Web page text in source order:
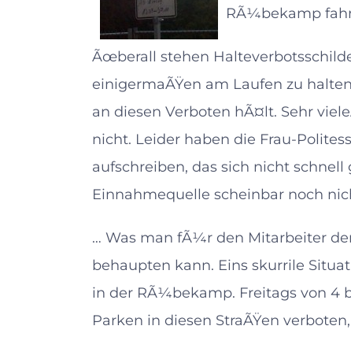
RÃ¼bekamp
Ãœberall stehen
einigermaÃŸen am Laufen zu
an diesen Verboten hÃ¤lt. Sehr
nicht. Leider haben die Frau-
aufschreiben, das sich nicht
Einnahmequelle scheinbar noch
… Was man fÃ¼r den Mitarbeiter
behaupten kann. Eins skurrile
in der RÃ¼bekamp. Freitags von 4
Parken in diesen StraÃŸen